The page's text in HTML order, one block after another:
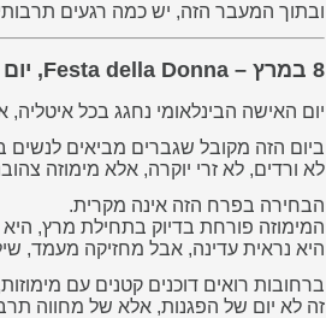
ובתוך המעבר הזה, יש כמה רגעים
8 במרץ – Festa della Donna, יום האישה באיטליה
יום האישה הבינלאומי נחגג בכל
ביום הזה מקובל שגברים מביאים לנשים
לא ורדים, לא זרי יוקרה, אלא מימוזה
הבחירה בפרח הזה אינה מקרית.
המימוזה פורחת בדיוק בתחילת מרץ, היא
היא נראית עדינה, אבל מחזיקה מעמד,
ברחובות רואים דוכנים קטנים עם
זה לא יום של הפגנות, אלא של מחווה